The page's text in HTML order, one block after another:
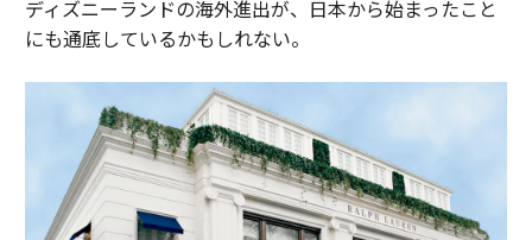
ディズニーランドの海外進出が、日本から始まったこと
にも通底しているかもしれない。